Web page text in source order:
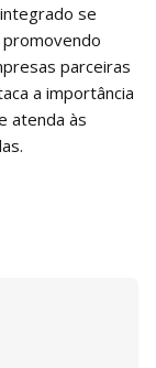
se
parceiras
a importância
atenda às